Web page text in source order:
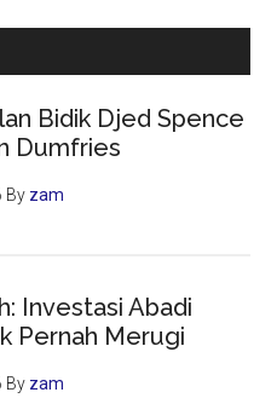
Bidik Djed Spence
Dumfries
By zam
Investasi Abadi
Pernah Merugi
By zam